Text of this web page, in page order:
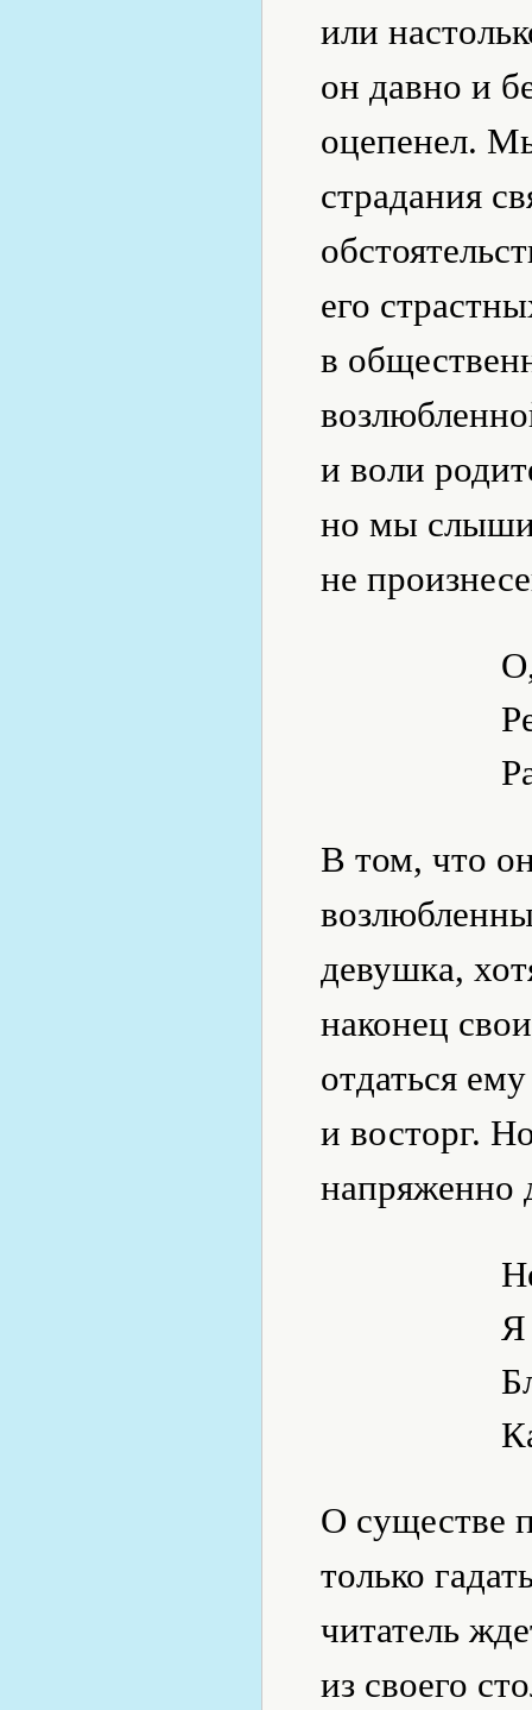
или
он давно и
оцепенел.
страдания
его
в
и воли
но мы
не
В том, что
девушка,
наконец
отдаться
и восторг.
напряженно
Я
О существе
только
читатель
из своего